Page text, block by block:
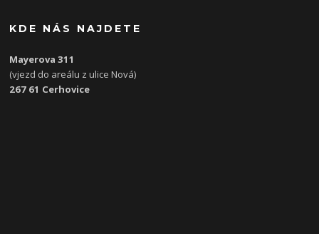
KDE NÁS NAJDETE
Mayerova 311
(vjezd do areálu z ulice Nová)
267 61 Cerhovice